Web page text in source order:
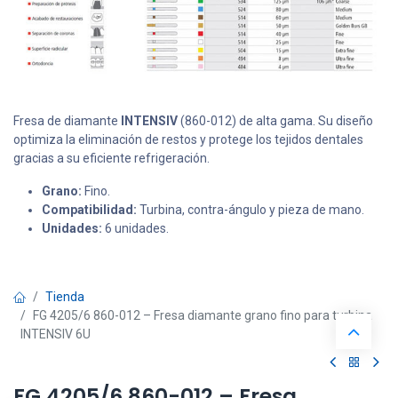
Fresa de diamante INTENSIV(860-012) de alta gama. Su diseño
optimiza la eliminación de restos y protege los tejidos dentales
gracias a su eficiente refrigeración.
Grano: Fino.
Compatibilidad: Turbina, contra-ángulo y pieza de mano.
Unidades: 6 unidades.
Tienda
FG 4205/6 860-012 – Fresa diamante grano fino para turbina
INTENSIV 6U